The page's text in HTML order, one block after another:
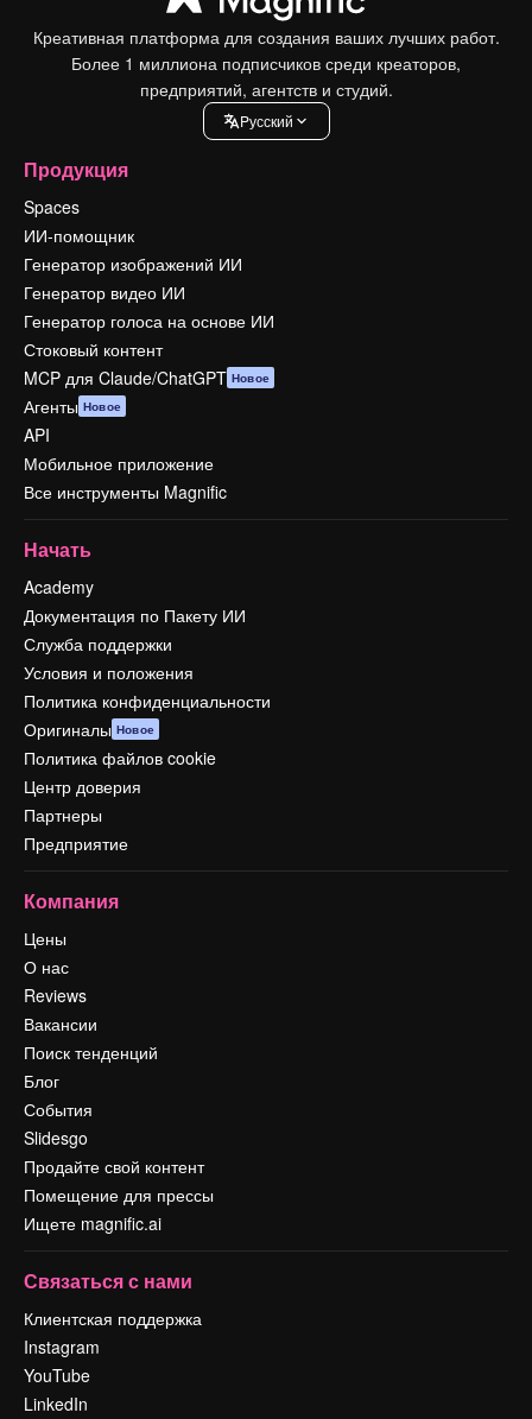
Креативная платформа для создания ваших лучших работ.
Более 1 миллиона подписчиков среди креаторов,
предприятий, агентств и студий.
Pусский
Продукция
Spaces
ИИ-помощник
Генератор изображений ИИ
Генератор видео ИИ
Генератор голоса на основе ИИ
Стоковый контент
MCP для Claude/ChatGPT Новое
Агенты Новое
API
Мобильное приложение
Все инструменты Magnific
Начать
Academy
Документация по Пакету ИИ
Служба поддержки
Условия и положения
Политика конфиденциальности
Оригиналы Новое
Политика файлов cookie
Центр доверия
Партнеры
Предприятие
Компания
Цены
О нас
Reviews
Вакансии
Поиск тенденций
Блог
События
Slidesgo
Продайте свой контент
Помещение для прессы
Ищете magnific.ai
Связаться с нами
Клиентская поддержка
Instagram
YouTube
LinkedIn